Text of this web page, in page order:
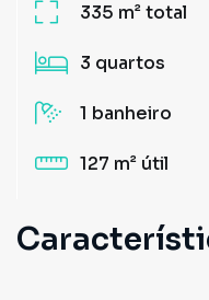
335 m²total
3 quartos
1 banheiro
127 m² útil